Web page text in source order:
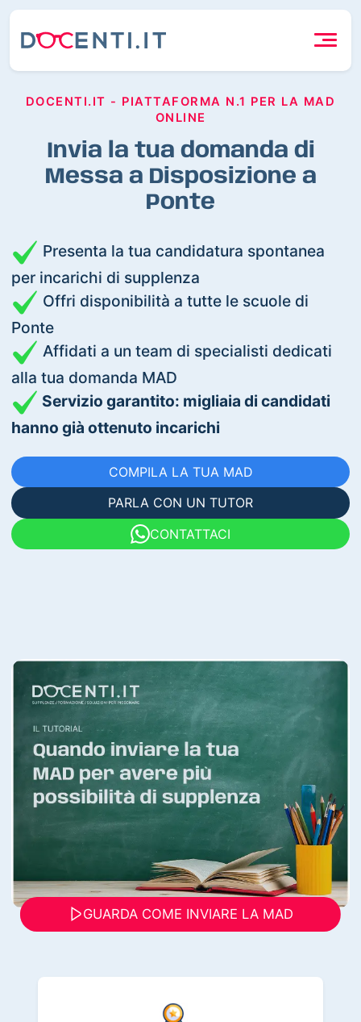
DOCENTI.IT - PIATTAFORMA N.1 PER LA MAD
ONLINE
Invia la tua domanda di
Messa a Disposizione a
Ponte
Presenta la tua candidatura spontanea
per incarichi di supplenza
Offri disponibilità a tutte le scuole di
Ponte
Affidati a un team di specialisti dedicati
alla tua domanda MAD
Servizio garantito: migliaia di candidati
hanno già ottenuto incarichi
COMPILA LA TUA MAD
PARLA CON UN TUTOR
CONTATTACI
GUARDA COME INVIARE LA MAD